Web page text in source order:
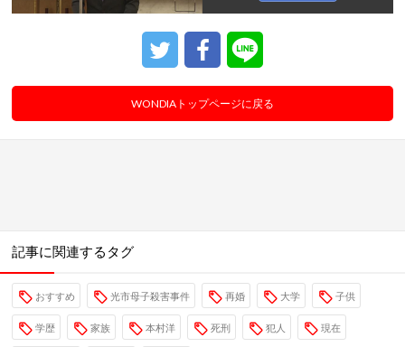
WONDIAトップページに戻る
記事に関連するタグ
おすすめ 光市母子殺害事件 再婚 大学 子供
学歴 家族 本村洋 死刑 犯人 現在